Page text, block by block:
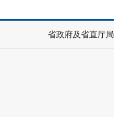
省政府及省直厅局